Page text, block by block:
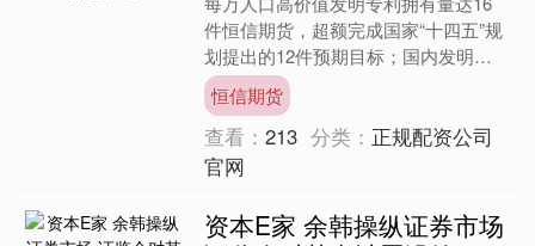
件恒信期货，超额完成国家“十四五”规
划提出的12件预期目标；国内发明专
利有效量突破500万件，专利“含金
量”不断提升；28万家....
恒信期货
查看：213 分类： 正规配资公司
官网
资本E家 余韩操纵证券市场